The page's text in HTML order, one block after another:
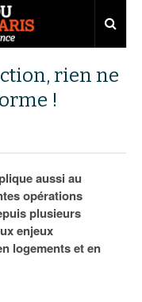
rien ne
!
aussi au
opérations
plusieurs
enjeux
logements et en